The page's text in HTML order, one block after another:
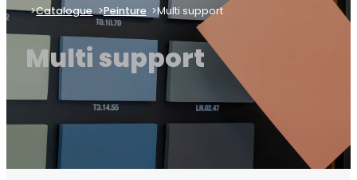
Catalogue Peinture Multi support
Multi support